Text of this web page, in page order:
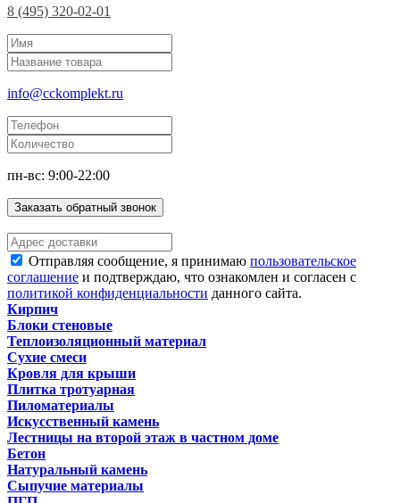
8 (495) 320-02-01
info@cckomplekt.ru
пн-вс: 9:00-22:00
Заказать обратный звонок
Отправляя сообщение, я принимаю пользовательское
соглашение и подтверждаю, что ознакомлен и согласен с
политикой конфиденциальности данного сайта.
Кирпич
Блоки стеновые
Теплоизоляционный материал
Сухие смеси
Кровля для крыши
Плитка тротуарная
Пиломатериалы
Искусственный камень
Лестницы на второй этаж в частном доме
Бетон
Натуральный камень
Сыпучие материалы